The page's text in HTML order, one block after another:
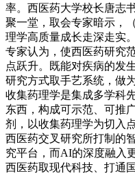
率。西医药大学校长唐志
聚一堂，取会专家暗示，
理学高质量成长走深走实
专家认为，使西医药研究
点跃升。既能对疾病的发
研究方式取手艺系统，做
收集药理学是集成多学科
东西，构成可示范、可推
剂，以收集药理学为切入
西医药交叉研究所打制的
究平台，而AI的深度融入
西医药取现代科技、打通